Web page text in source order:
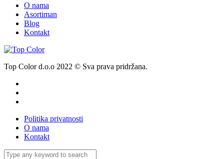
O nama
Asortiman
Blog
Kontakt
Top Color d.o.o 2022 © Sva prava pridržana.
Politika privatnosti
O nama
Kontakt